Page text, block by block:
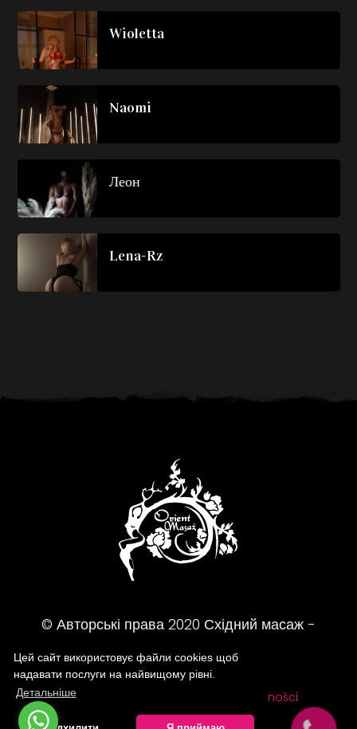
Цей сайт використовує файли cookies щоб
надавати послуги на найвищому рівні.
Детальніше
Wioletta
Naomi
Леон
Lena-Rz
© Авторські права 2020 Східний масаж -
FAQ Polityka prywatności